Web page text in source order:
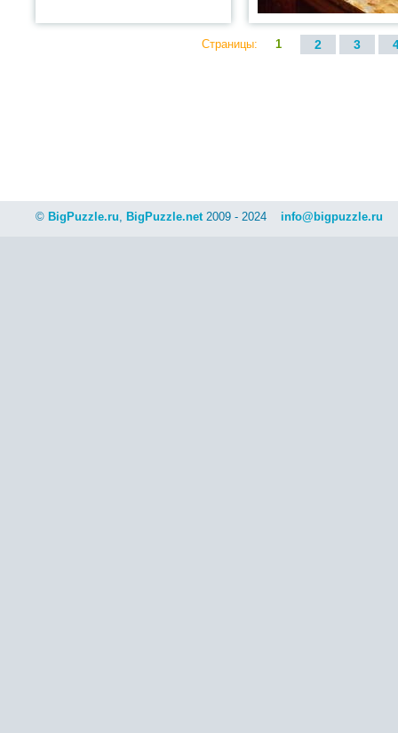
Страницы: 1 2 3
© BigPuzzle.ru, BigPuzzle.net2009 - 2024 info@bigpuzzle.ru